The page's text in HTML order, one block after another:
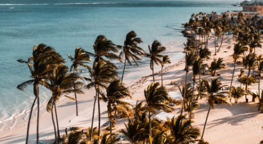
INFRASTRUKTUR
Remote Embedded
Nahtlose Integration der HR in bestehende Abläufe
Plattform
Integrierte HR-Kernfunktionen für dein Team
Verknüpfen Neu
Verknüpfung beliebiger KI-Tools mit Remote über unser
MCP
Mittelstand
Maßgeschneiderte HR-Lösungen, um Teams zu
vergrößern
Enterprise
Globale HR für Konzerne und Großunternehmen
PARTNER WERDEN
Strategische Technologiepartner
LERNEN MIT REMOTE
Forschung und Leitfäden
Fallstudien
HR-Glossar
Checklisten und Vorlagen
Bibliothek für Stellenbeschreibungen
Español
Italiano
Português (Portugal)
日本語
한국어